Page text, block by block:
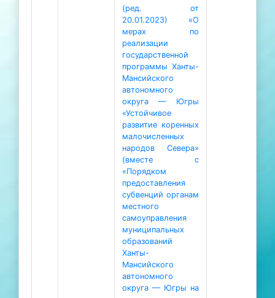
(ред. от
20.01.2023) «О
мерах по
реализации
государственной
программы Ханты-
Мансийского
автономного
округа — Югры
«Устойчивое
развитие коренных
малочисленных
народов Севера»
(вместе с
«Порядком
предоставления
субвенций органам
местного
самоуправления
муниципальных
образований
Ханты-
Мансийского
автономного
округа — Югры на